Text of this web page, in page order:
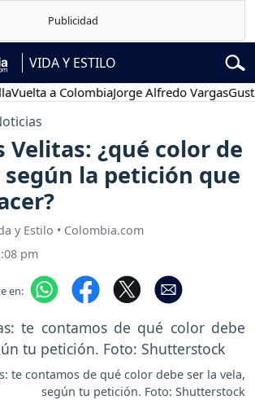
VIDA Y ESTILO
a ColombiaJorge Alfredo VargasGustavo
Velitas: ¿qué color de
la petición que
y Estilo • Colombia.com
pm
en:
te contamos de qué color debe ser la vela,
según tu petición. Foto: Shutterstock